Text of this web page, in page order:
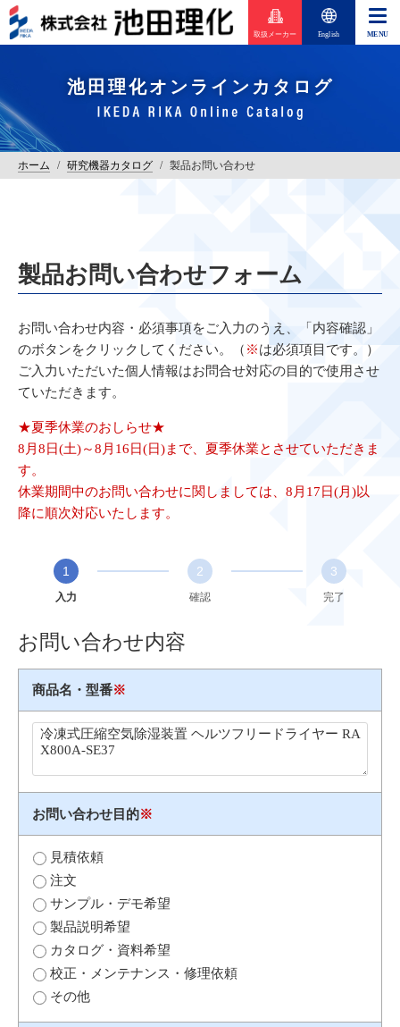
取扱メーカー English
池田理化オンラインカタログ
ホーム / 研究機器カタログ / 製品お問い合わせ
製品お問い合わせフォーム
お問い合わせ内容・必須事項をご入力のうえ、「内容確認」
のボタンをクリックしてください。（ ※は必須項目です。）
ご入力いただいた個人情報はお問合せ対応の目的で使用させ
ていただきます。
★夏季休業のおしらせ★
8月8日(土)～8月16日(日)まで、夏季休業とさせていただきま
す。
休業期間中のお問い合わせに関しましては、8月17日(月)以
降に順次対応いたします。
1
入力
2
確認
3
完了
お問い合わせ内容
商品名・型番※
お問い合わせ目的※
見積依頼
注文
サンプル・デモ希望
製品説明希望
カタログ・資料希望
校正・メンテナンス・修理依頼
その他